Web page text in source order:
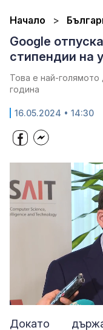
Начало
Google
стипендии на
Това е най-голямото
година
16.05.2024 • 14:30
Unmute
Докато